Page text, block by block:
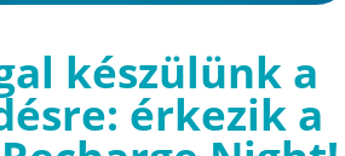
készülünk a
érkezik a